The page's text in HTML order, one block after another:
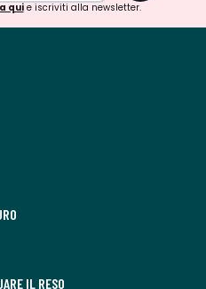
quie iscriviti alla newsletter.
IL RESO